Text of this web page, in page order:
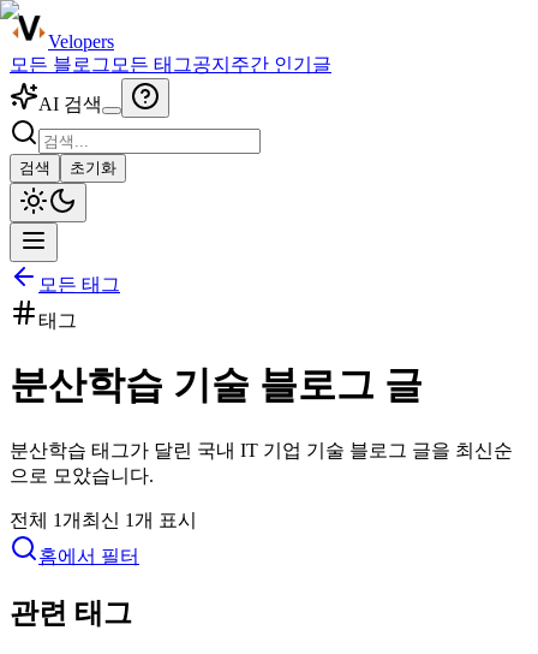
Velopers
모든 블로그 모든 태그공지 주간 인기글
AI 검색
검색 초기화
모든 태그
태그
분산학습 기술 블로그 글
분산학습 태그가 달린 국내 IT 기업 기술 블로그 글을 최신순
으로 모았습니다.
전체 1개 최신 1개 표시
홈에서 필터
관련 태그